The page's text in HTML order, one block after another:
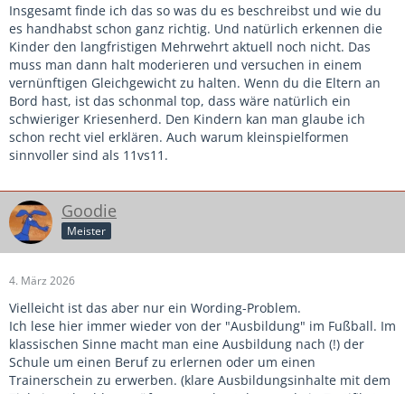
Insgesamt finde ich das so was du es beschreibst und wie du
es handhabst schon ganz richtig. Und natürlich erkennen die
Kinder den langfristigen Mehrwehrt aktuell noch nicht. Das
muss man dann halt moderieren und versuchen in einem
vernünftigen Gleichgewicht zu halten. Wenn du die Eltern an
Bord hast, ist das schonmal top, dass wäre natürlich ein
schwieriger Kriesenherd. Den Kindern kan man glaube ich
schon recht viel erklären. Auch warum kleinspielformen
sinnvoller sind als 11vs11.
Goodie
Meister
4. März 2026
Vielleicht ist das aber nur ein Wording-Problem.
Ich lese hier immer wieder von der "Ausbildung" im Fußball. Im
klassischen Sinne macht man eine Ausbildung nach (!) der
Schule um einen Beruf zu erlernen oder um einen
Trainerschein zu erwerben. (klare Ausbildungsinhalte mit dem